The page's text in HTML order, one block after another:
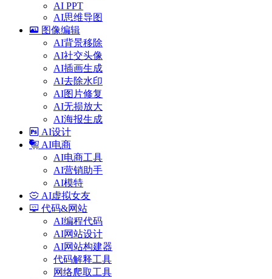
AI PPT
AI思维导图
图像编辑
AI背景移除
AI社交头像
AI插画生成
AI去除水印
AI图片修复
AI无损放大
AI海报生成
AI设计
AI电商
AI电商工具
AI营销助手
AI模特
AI虚拟女友
代码&网站
AI编程代码
AI网站设计
AI网站构建器
代码解释工具
网络爬取工具